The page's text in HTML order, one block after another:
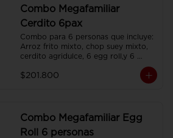
Combo Megafamiliar
Cerdito 6pax
Combo para 6 personas que incluye:
Arroz frito mixto, chop suey mixto,
cerdito agridulce, 6 egg roll,y 6
individuales.
$201.800
Combo Megafamiliar Egg
Roll 6 personas